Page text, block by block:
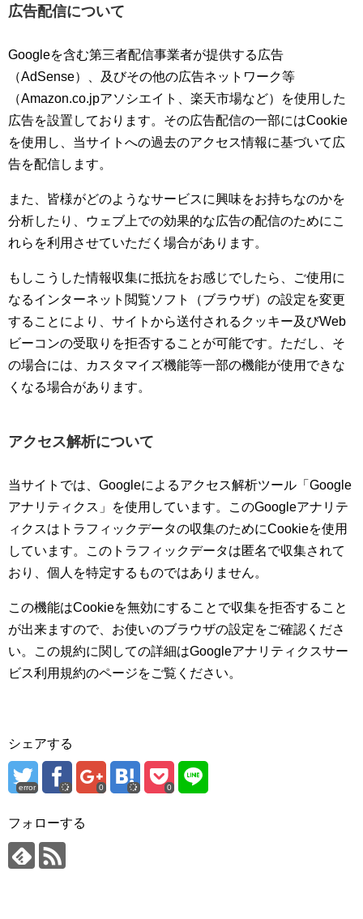
広告配信について
Googleを含む第三者配信事業者が提供する広告
（AdSense）、及びその他の広告ネットワーク等
（Amazon.co.jpアソシエイト、楽天市場など）を使用した
広告を設置しております。その広告配信の一部にはCookie
を使用し、当サイトへの過去のアクセス情報に基づいて広
告を配信します。
また、皆様がどのようなサービスに興味をお持ちなのかを
分析したり、ウェブ上での効果的な広告の配信のためにこ
れらを利用させていただく場合があります。
もしこうした情報収集に抵抗をお感じでしたら、ご使用に
なるインターネット閲覧ソフト（ブラウザ）の設定を変更
することにより、サイトから送付されるクッキー及びWeb
ビーコンの受取りを拒否することが可能です。ただし、そ
の場合には、カスタマイズ機能等一部の機能が使用できな
くなる場合があります。
アクセス解析について
当サイトでは、Googleによるアクセス解析ツール「Google
アナリティクス」を使用しています。このGoogleアナリテ
ィクスはトラフィックデータの収集のためにCookieを使用
しています。このトラフィックデータは匿名で収集されて
おり、個人を特定するものではありません。
この機能はCookieを無効にすることで収集を拒否すること
が出来ますので、お使いのブラウザの設定をご確認くださ
い。この規約に関しての詳細はGoogleアナリティクスサー
ビス利用規約のページをご覧ください。
シェアする
error 0 0
フォローする